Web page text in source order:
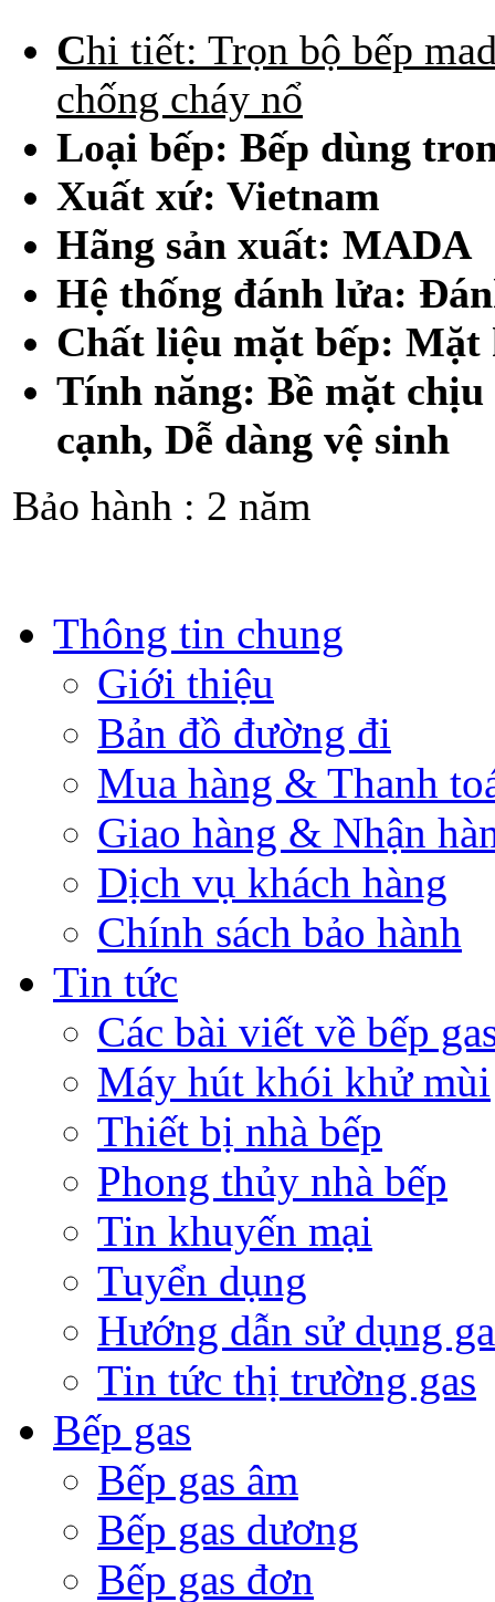
Chi tiết: Trọn bộ bếp
chống cháy nổ
Loại bếp: Bếp dùng
Xuất xứ: Vietnam
Hãng sản xuất: MADA
Hệ thống đánh lửa:
Chất liệu mặt bếp:
Tính năng: Bề mặt
cạnh, Dễ dàng vệ sinh
Bảo hành : 2 năm
Thông tin chung
Giới thiệu
Bản đồ đường đi
Mua hàng & Thanh
Giao hàng & Nhận
Dịch vụ khách hàng
Chính sách bảo hành
Tin tức
Các bài viết về bếp
Máy hút khói khử mùi
Thiết bị nhà bếp
Phong thủy nhà bếp
Tin khuyến mại
Tuyển dụng
Hướng dẫn sử dụng
Tin tức thị trường gas
Bếp gas
Bếp gas âm
Bếp gas dương
Bếp gas đơn